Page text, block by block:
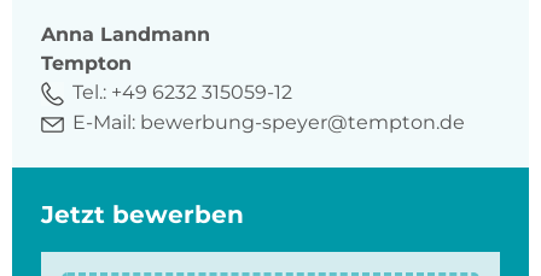
Anna Landmann
Tempton
Tel.: +49 6232 315059-12
E-Mail: bewerbung-speyer@tempton.de
Jetzt bewerben